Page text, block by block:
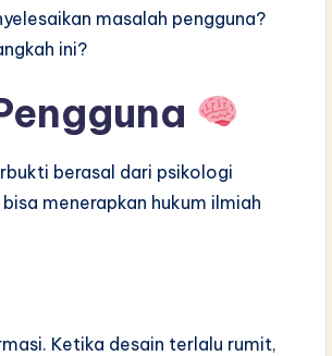
masalah pengguna?
ini?
berasal dari psikologi
menerapkan hukum ilmiah
Ketika desain terlalu rumit,